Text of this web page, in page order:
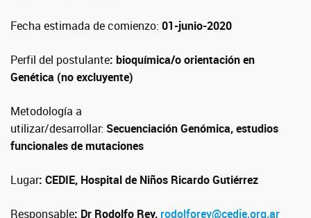
Fecha estimada de comienzo: 01-junio-2020
Perfil del postulante: bioquímica/o orientación en
Genética (no excluyente)
Metodología a
utilizar/desarrollar: SecuenciaciónGenómica, estudios
funcionales de mutaciones
Lugar: CEDIE, Hospital de Niños Ricardo Gutiérrez
Responsable: Dr Rodolfo Rey, rodolforey@cedie.org.ar